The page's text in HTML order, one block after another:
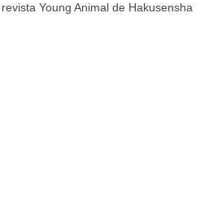
Young Animal de Hakusensha